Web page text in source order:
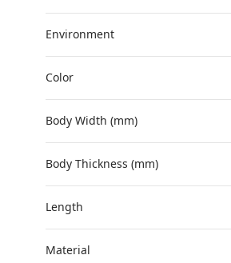
Environment
Color
Body Width (mm)
Body Thickness (mm)
Length
Material